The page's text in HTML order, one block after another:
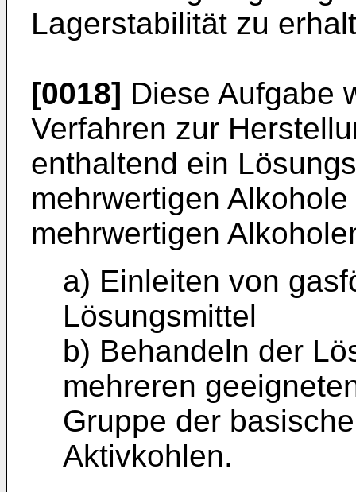
Lagerstabilität zu
[0018] Diese Aufgabe
Verfahren zur
enthaltend ein
mehrwertigen
mehrwertigen
a) Einleiten von
Lösungsmittel
b) Behandeln der
mehreren
Gruppe der
Aktivkohlen.